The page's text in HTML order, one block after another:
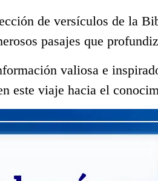
de versículos de la
pasajes que
valiosa e
este viaje hacia el